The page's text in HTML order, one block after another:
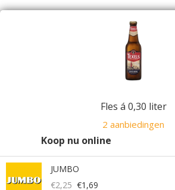
Fles á 0,30 liter
2 aanbiedingen
Koop nu online
JUMBO
€2,25 €1,69